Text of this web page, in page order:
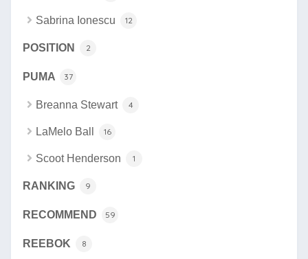
Sabrina Ionescu 12
POSITION 2
PUMA 37
Breanna Stewart 4
LaMelo Ball 16
Scoot Henderson 1
RANKING 9
RECOMMEND 59
REEBOK 8